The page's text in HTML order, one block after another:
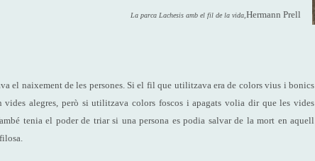
La parca Lachesis amb el fil de la vida, Hermann Prell
el naixement de les persones. Si el fil que utilitzava era de colors vius i bonics
alegres, però si utilitzava colors foscos i apagats volia dir que les vides
tenia el poder de triar si una persona es podia salvar de la mort en aquell